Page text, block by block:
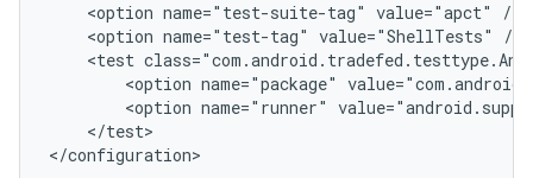
<option name="test-suite-tag" value="apct"
<option name="test-tag" value="ShellTests"
<test
<option name="package"
<option name="runner"
</test>